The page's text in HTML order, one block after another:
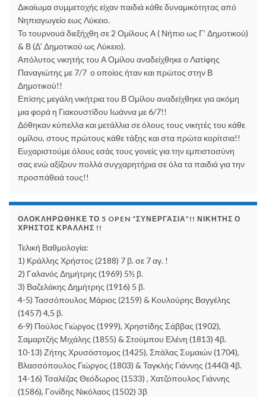
Δικαίωμα συμμετοχής είχαν παιδιά κάθε δυναμικότητας από
Νηπιαγωγείο εως Λύκειο.
Το τουρνουά διεξήχθη σε 2 Ομίλους Α ( Νήπιο ως Γ’ Δημοτικού)
& Β (Δ’ Δημοτικού ως Λύκειο).
Απόλυτος νικητής του Α Ομίλου αναδείχθηκε ο Λατίφης
Παναγιώτης με 7/7 ο οποίος ήταν και πρώτος στην Β
Δημοτικού!!
Επίσης μεγάλη νικήτρια του Β Ομίλου αναδείχθηκε για ακόμη
μια φορά η Γιακουστίδου Ιωάννα με 6/7!!
Δόθηκαν κύπελλα και μετάλλια σε όλους τους νικητές του κάθε
ομίλου, στους πρώτους κάθε τάξης και στα πρώτα κορίτσια!!
Ευχαριστούμε όλους εσάς τους γονείς για την εμπιστοσύνη
σας ενώ αξίζουν πολλά συγχαρητήρια σε όλα τα παιδιά για την
προσπάθειά τους!!
ΟΛΟΚΛΗΡΏΘΗΚΕ ΤΟ 5 OPEN “ΣΥΝΕΡΓΑΣΊΑ”!! ΝΙΚΗΤΉΣ Ο
ΧΡΉΣΤΟΣ ΚΡΆΛΛΗΣ !!
Τελική Βαθμολογία:
1) Κράλλης Χρήστος (2188) 7 β. σε 7 αγ. !
2) Γαλανός Δημήτρης (1969) 5½ β.
3) Βαζελάκης Δημήτρης (1916) 5 β.
4-5) Τασσόπουλος Μάριος (2159) & Κουλούρης Βαγγέλης
(1457) 4,5 β.
6-9) Πούλος Γιώργος (1999), Χρηστίδης Σάββας (1902),
Σαμαρτζής Μιχάλης (1855) & Στούμπου Ελένη (1813) 4β.
10-13) Ζήτης Χρυσόστομος (1425), Σπάλας Συμαιών (1704),
Βλασσόπουλος Γιώργος (1803) & Ταγκλής Γιάννης (1440) 4β.
14-16) Τσαλέζας Θεόδωρος (1533) , Χατζόπουλος Γιάννης
(1586), Γονίδης Νικόλαος (1502) 3β